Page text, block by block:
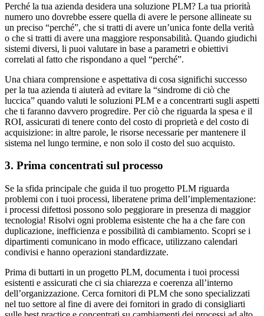
Perché la tua azienda desidera una soluzione PLM? La tua priorità
numero uno dovrebbe essere quella di avere le persone allineate su
un preciso “perché”, che si tratti di avere un’unica fonte della verità
o che si tratti di avere una maggiore responsabilità. Quando giudichi
sistemi diversi, li puoi valutare in base a parametri e obiettivi
correlati al fatto che rispondano a quel “perché”.
Una chiara comprensione e aspettativa di cosa significhi successo
per la tua azienda ti aiuterà ad evitare la “sindrome di ciò che
luccica” quando valuti le soluzioni PLM e a concentrarti sugli aspetti
che ti faranno davvero progredire. Per ciò che riguarda la spesa e il
ROI, assicurati di tenere conto del costo di proprietà e del costo di
acquisizione: in altre parole, le risorse necessarie per mantenere il
sistema nel lungo termine, e non solo il costo del suo acquisto.
3. Prima concentrati sul processo
Se la sfida principale che guida il tuo progetto PLM riguarda
problemi con i tuoi processi, liberatene prima dell’implementazione:
i processi difettosi possono solo peggiorare in presenza di maggior
tecnologia! Risolvi ogni problema esistente che ha a che fare con
duplicazione, inefficienza e possibilità di cambiamento. Scopri se i
dipartimenti comunicano in modo efficace, utilizzano calendari
condivisi e hanno operazioni standardizzate.
Prima di buttarti in un progetto PLM, documenta i tuoi processi
esistenti e assicurati che ci sia chiarezza e coerenza all’interno
dell’organizzazione. Cerca fornitori di PLM che sono specializzati
nel tuo settore al fine di avere dei fornitori in grado di consigliarti